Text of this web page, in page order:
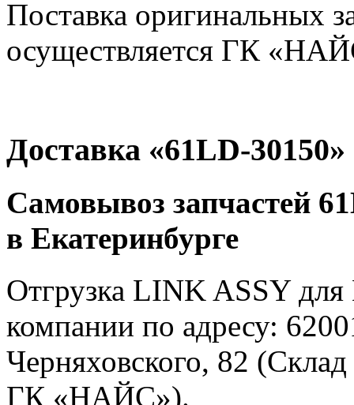
Поставка оригинальных
осуществляется ГК
Доставка «61LD-30150»
Самовывоз запчастей
в Екатеринбурге
Отгрузка LINK ASSY для
компании по адресу:
Черняховского, 82
ГК «НАЙС»).